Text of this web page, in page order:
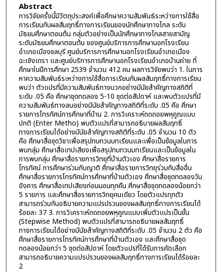
Abstract
การวิจัยครั้งนี้มีวัตถุประสงค์เพื่อศึกษาความสัมพันธ์ระหว่างการใช้สื่อ
การเรียนกับผลสัมฤทธิ์ทางการเรียนของนักศึกษาทางไกล ระดับ
มัธยมศึกษาตอนต้น กลุ่มตัวอย่างเป็นนักศึกษาทางไกลสายสามัญ
ระดับมัธยมศึกษาตอนต้น ของศูนย์บริการการศึกษานอกโรงเรียน
อำเภอเมืองชลบุรี ศูนย์บริการการศึกษานอกโรงเรียนอำเภอเมือง
ฉะเชิงเทรา และศูนย์บริการการศึกษานอกโรงเรียนอำเภอบ้านค่าย ที่
ศึกษาในปีการศึกษา 2539 จำนวน 412 คน ผลการวิจัยพบว่า 1. ในการ
หาความสัมพันธ์ระหว่างการใช้สื่อการเรียนกับผลสัมฤทธิ์ทางการเรียน
พบว่า ตัวแปรที่มีความสัมพันธ์ทางบวกอย่างมีนัยสำคัญทางสถิติที่
ระดับ .05 คือ ศึกษาชุดทดลอง 5-10 ชุดต่อสัปดาห์ และพบตัวแปรที่มี
ความสัมพันธ์ทางลบอย่างมีนัยสำคัญทางสถิติที่ระดับ .05 คือ ศึกษา
รายการโทรทัศน์การศึกษาที่บ้าน 2. การวิเคราะห์ถดถอยพหุคูณแบบ
ปกติ (Enter Metho) พบตัวแปรที่สามารถอธิบายผลสัมฤทธิ์
ทางการเรียนได้อย่างมีนัยสำคัญทางสถิติที่ระดับ .05 จำนวน 10 ตัว
คือ ศึกษาสื่อชุดวิชาเพื่อสรุปทบทวนบทเรียนและเพื่อเป็นข้อมูลในการ
พบกลุ่ม ศึกษาสื่อเทปเสียงเพื่อสรุปทบทวนบทเรียนและเป็นข้อมูลใน
การพบกลุ่ม ศึกษาสื่อรายการวิทยุที่บ้านตัวเอง ศึกษาสื่อรายการ
โทรทัศน์ การศึกษาร่วมกับญาติ ศึกษาสื่อรายการวิทยุร่วมกับสื่ออื่น
ศึกษาสื่อรายการโทรทัศน์การศึกษาที่บ้านตัวเอง ศึกษาสื่อชุดทดลองวัน
อังคาร ศึกษาสื่อเทปเสียงก่อนนอนทุกคืน ศึกษาสื่อชุดทดลองน้อยกว่า
5 รายการ และศึกษาสื่อรายการวิทยุคนเดียว โดยตัวแปรทุกตัว
สามารถร่วมกันอธิบายความแปรปรวนของผลสัมฤทธิ์ทางการเรียนได้
ร้อยละ 37 3. การวิเคราะห์ถดถอยพหุคูณแบบเพิ่มตัวแปรเป็นขั้น
(Stepwise Method) พบตัวแปรที่สามารถอธิบายผลสัมฤทธิ์
ทางการเรียนได้อย่างมีนัยสำคัญทางสถิติที่ระดับ .05 จำนวน 2 ตัว คือ
ศึกษาสื่อรายการโทรทัศน์การศึกษาที่บ้านตัวเอง และศึกษาสื่อชุด
ทดลองน้อยกว่า 5 ชุดต่อสัปดาห์ โดยตัวแปรที่ได้รับการคัดเลือก
สามารถอธิบายความแปรปรวนของผลสัมฤทธิ์ทางการเรียนได้ร้อยละ
2